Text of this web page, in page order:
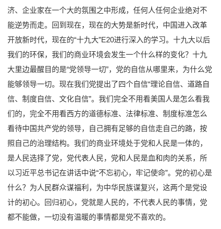
济、企业家在一个大的氛围之中形成，任何人任何企业绝对不
能逆势而走。回到现在，现在的大势是新时代，中国进入改革
开放新时代，现在的“十九大”E20进行深入的学习。十九大以后
我们的环保，我们的商业环境会发生一个什么样的变化？十九
大里边最醒目的是“党领导一切”，党的自信从哪里来，为什么党
能够领导一切。现在我们党提出了四个自信“理论自信、道路自
信、制度自信、文化自信”。我们完全不用看美国人是怎么看我
们的，完全不用看西方的道德标准、法律标准、制度标准怎么
看待中国共产党的领导，自己拥有足够的自信走自己的路，按
照自己的治理结构。我们的商业环境处于党和人民是一体的，
是人民选择了党，党代表人民，党和人民是血和肉的关系，所
以习近平总书记在讲话中说“不忘初心，牢记使命”。党的初心是
什么？为人民群众谋福利，为中华民族谋复兴，这两个是党设
计的初心。回归初心，党就是人民的，不代表人民的事情，党
都不能做，一切没有温暖的事情都是党不喜欢的。